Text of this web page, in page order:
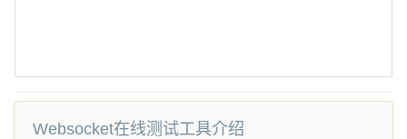
Websocket在线测试工具介绍